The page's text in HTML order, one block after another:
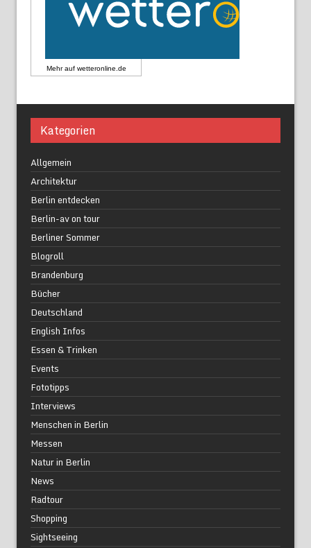
Mehr auf wetteronline.de
Kategorien
Allgemein
Architektur
Berlin entdecken
Berlin-av on tour
Berliner Sommer
Blogroll
Brandenburg
Bücher
Deutschland
English Infos
Essen & Trinken
Events
Fototipps
Interviews
Menschen in Berlin
Messen
Natur in Berlin
News
Radtour
Shopping
Sightseeing